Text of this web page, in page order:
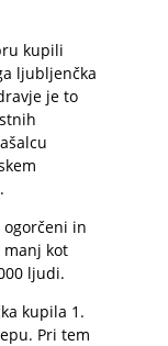
kupili
ljubljenčka
je to
in
manj kot
ljudi.
kupila 1.
Pri tem